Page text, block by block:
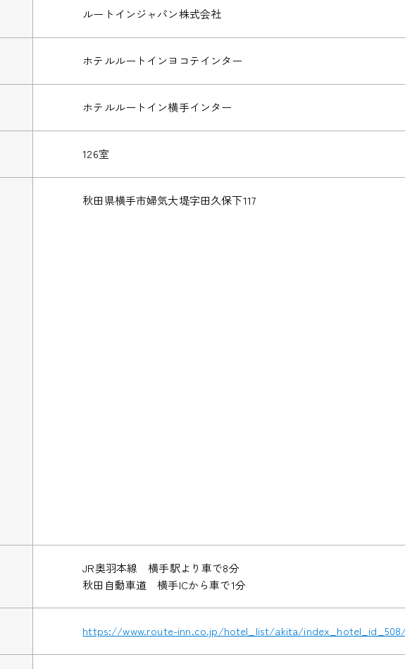
ルートインジャパン株式会社
ホテルルートインヨコテインター
ホテルルートイン横手インター
126室
秋田県横手市婦気大堤字田久保下117
JR奥羽本線 横手駅より車で8分
秋田自動車道 横手ICから車で1分
https://www.route-inn.co.jp/hotel_list/akita/